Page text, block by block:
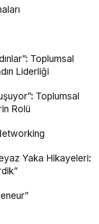
Toplumsal
Liderliği
Toplumsal
Rolü
Yaka Hikayeleri: